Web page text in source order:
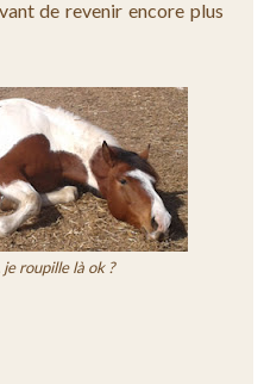
de revenir encore plus
roupille là ok ?